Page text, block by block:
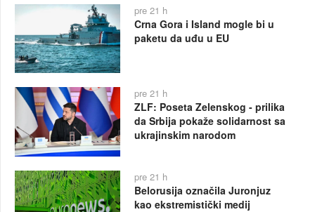
pre 21 h
Crna Gora i Island mogle bi u
paketu da uđu u EU
pre 21 h
ZLF: Poseta Zelenskog - prilika
da Srbija pokaže solidarnost sa
ukrajinskim narodom
pre 21 h
Belorusija označila Juronjuz
kao ekstremistički medij